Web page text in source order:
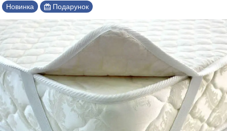
Новинка Подарунок